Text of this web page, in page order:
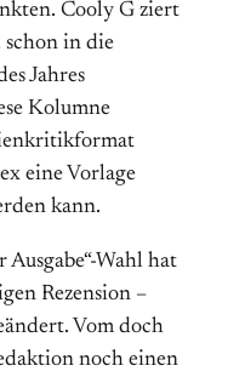
Cooly G ziert
in die
Jahres
Kolumne
eine Vorlage
kann.
Wahl hat
Rezension –
Vom doch
noch einen